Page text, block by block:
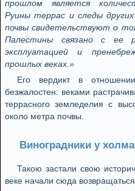
прошлом является
Руины террас и следы
почвы свидетельствуют о
Палестины связано с ее
эксплуатацией и
прошлых веках.»
Его вердикт в
безжалостен: веками
террасного земледелия с
около метра почвы.
Виноградники у холма
Такою застали свою
веке начали сюда возвращаться.